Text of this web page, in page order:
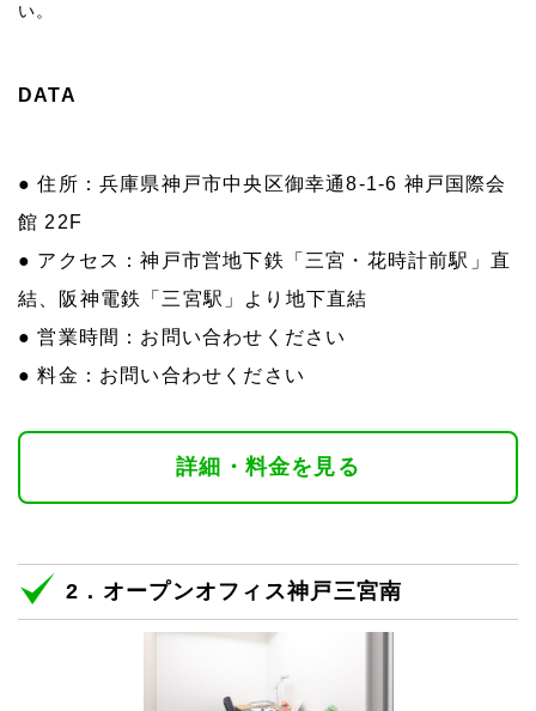
い。
DATA
● 住所：兵庫県神戸市中央区御幸通8-1-6 神戸国際会
館 22F
● アクセス：神戸市営地下鉄「三宮・花時計前駅」直
結、阪神電鉄「三宮駅」より地下直結
● 営業時間：お問い合わせください
● 料金：お問い合わせください
詳細・料金を見る
2．オープンオフィス神戸三宮南